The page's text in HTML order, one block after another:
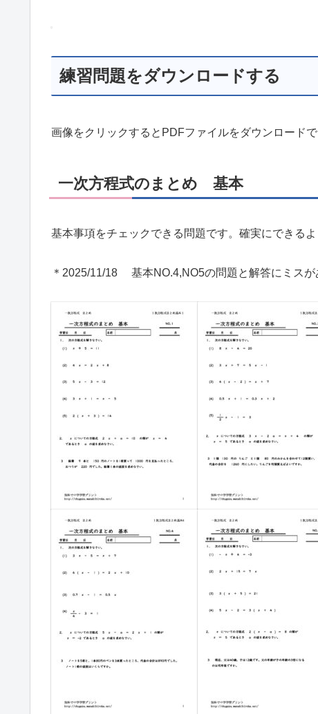
練習問題をダウンロードする
画像をクリックするとPDFファイルをダウンロード
一次方程式のまとめ 基本
基本事項をチェックできる問題です。確実にできるよ
＊2025/11/18 基本NO.4,NO5の問題と解答にミスが